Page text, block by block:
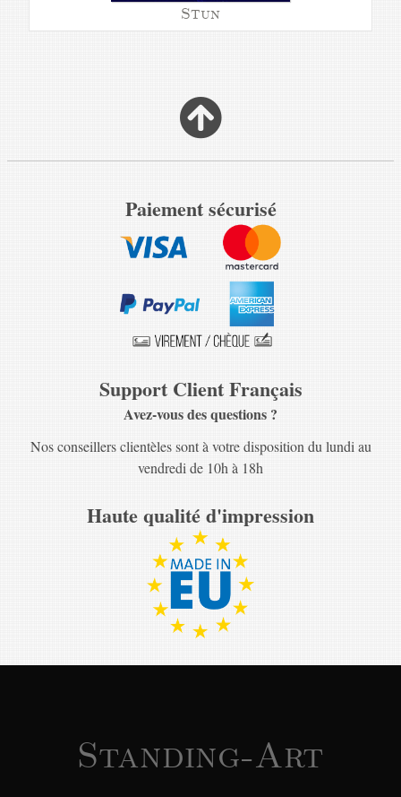
Stun
Paiement sécurisé
Support Client Français
Avez-vous des questions ?
Nos conseillers clientèles sont à votre disposition du lundi au
vendredi de 10h à 18h
Haute qualité d'impression
Standing-Art